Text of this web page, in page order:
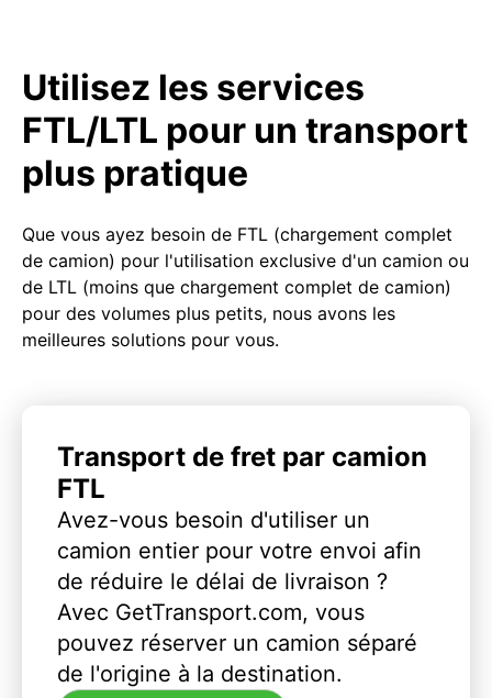
Utilisez les services
FTL/LTL pour un transport
plus pratique
Que vous ayez besoin de FTL (chargement complet
de camion) pour l'utilisation exclusive d'un camion ou
de LTL (moins que chargement complet de camion)
pour des volumes plus petits, nous avons les
meilleures solutions pour vous.
Transport de fret par camion
FTL
Avez-vous besoin d'utiliser un
camion entier pour votre envoi afin
de réduire le délai de livraison ?
Avec GetTransport.com, vous
pouvez réserver un camion séparé
de l'origine à la destination.